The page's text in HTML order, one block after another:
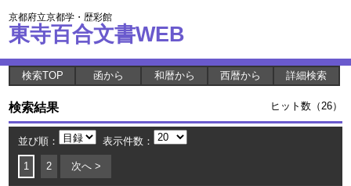
京都府立京都学・歴彩館
東寺百合文書WEB
検索TOP 函から 和暦から 西暦から 詳細検索
検索結果 ヒット数（26）
並び順： 表示件数：
1 2 次へ >